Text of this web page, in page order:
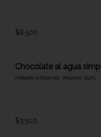
$8.500
Chocolate al agua
Helado artesanal, vegano, light
$3.500